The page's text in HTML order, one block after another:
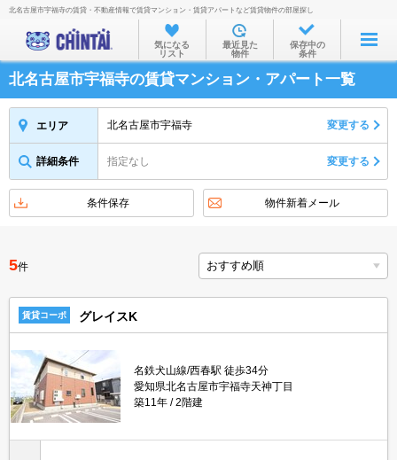
お部屋を探す
沿線・駅から
住所から
家賃相場から
物件特集から
不動産会社から
TOP
北名古屋市宇福寺の賃貸・不動産情報で賃貸マンション・賃貸アパートなど賃貸物件の部屋探し
気になる
リスト
最近見た
物件
保存中の
条件
北名古屋市宇福寺の賃貸マンション・アパート一覧
エリア 北名古屋市宇福寺 変更する
詳細条件 指定なし 変更する
条件保存 物件新着メール
5件
賃貸コーポ グレイスK
名鉄犬山線/西春駅 徒歩34分
愛知県北名古屋市宇福寺天神丁目
築11年
2階建